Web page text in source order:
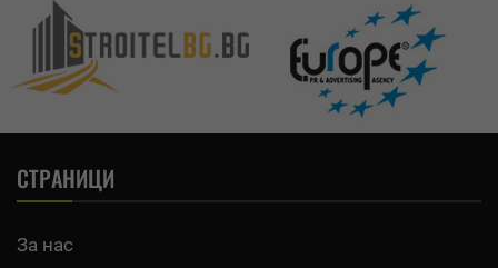
СТРАНИЦИ
За нас